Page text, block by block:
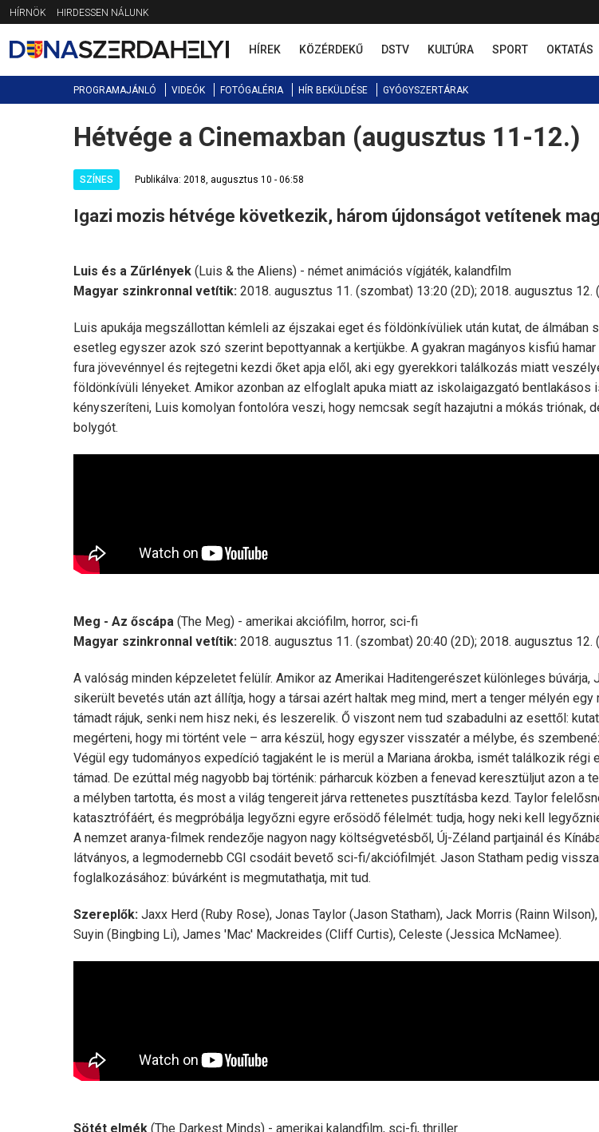
Jump
to
navigation
HÍRNÖK HIRDESSEN NÁLUNK
HÍREK KÖZÉRDEKŰ DSTV KULTÚRA SPORT OKTATÁS
PROGRAMAJÁNLÓ VIDEÓK FOTÓGALÉRIA HÍR BEKÜLDÉSE GYÓGYSZERTÁRAK
Back
to
Hétvége a Cinemaxban (augusztus 11-12.)
SZÍNES Publikálva: 2018, augusztus 10 - 06:58
Igazi mozis hétvége következik, három újdonságot vetítenek
Luis és a Zűrlények(Luis & the Aliens) - német animációs vígjáték, kalandfilm
Magyar szinkronnal vetítik:2018. augusztus 11. (szombat) 13:20 (2D); 2018. augusztus 12.
Luis apukája megszállottan kémleli az éjszakai eget és földönkívüliek után kutat, de álmában
esetleg egyszer azok szó szerint bepottyannak a kertjükbe. A gyakran magányos kisfiú
fura jövevénnyel és rejtegetni kezdi őket apja elől, aki egy gyerekkori találkozás miatt
földönkívüli lényeket. Amikor azonban az elfoglalt apuka miatt az iskolaigazgató bentlakásos
kényszeríteni, Luis komolyan fontolóra veszi, hogy nemcsak segít hazajutni a mókás triónak,
bolygót.
Meg - Az őscápa(The Meg) - amerikai akciófilm, horror, sci-fi
Magyar szinkronnal vetítik:2018. augusztus 11. (szombat) 20:40 (2D); 2018. augusztus 12.
A valóság minden képzeletet felülír. Amikor az Amerikai Haditengerészet különleges búvárja,
sikerült bevetés után azt állítja, hogy a társai azért haltak meg mind, mert a tenger mélyén
támadt rájuk, senki nem hisz neki, és leszerelik. Ő viszont nem tud szabadulni az esettől:
megérteni, hogy mi történt vele – arra készül, hogy egyszer visszatér a mélybe, és
Végül egy tudományos expedíció tagjaként le is merül a Mariana árokba, ismét találkozik régi
támad. De ezúttal még nagyobb baj történik: párharcuk közben a fenevad keresztüljut azon a
a mélyben tartotta, és most a világ tengereit járva rettenetes pusztításba kezd. Taylor
katasztrófáért, és megpróbálja legyőzni egyre erősödő félelmét: tudja, hogy neki kell
A nemzet aranya-filmek rendezője nagyon nagy költségvetésből, Új-Zéland partjainál és
látványos, a legmodernebb CGI csodáit bevető sci-fi/akciófilmjét. Jason Statham pedig
foglalkozásához: búvárként is megmutathatja, mit tud.
Szereplők:Jaxx Herd (Ruby Rose), Jonas Taylor (Jason Statham), Jack Morris (Rainn
Suyin (Bingbing Li), James 'Mac' Mackreides (Cliff Curtis), Celeste (Jessica McNamee).
Sötét elmék(The Darkest Minds) - amerikai kalandfilm, sci-fi, thriller